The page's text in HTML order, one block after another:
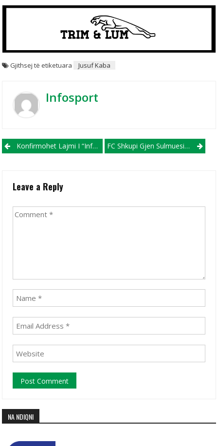
Gjithsej të etiketuara Jusuf Kaba
Infosport
Post navigation
Konfirmohet Lajmi I “infOSport.mk”, Xhelil Asani Largohet Nga Vllaznia FC Shkupi Gjen Sulmuesin E Duhur, Norvegjezi Grønner Debuton Me Dy Gola!!
Leave a Reply
NA NDIQNI